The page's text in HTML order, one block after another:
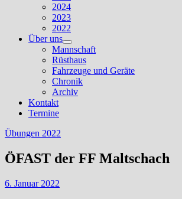
2024
2023
2022
Über uns
Untermenü
anzeigen
Mannschaft
Rüsthaus
Fahrzeuge und Geräte
Chronik
Archiv
Kontakt
Termine
Übungen 2022
ÖFAST der FF Maltschach
6. Januar 2022